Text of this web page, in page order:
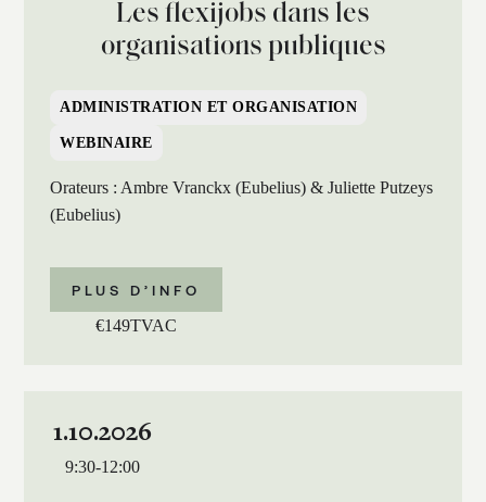
Les flexijobs dans les
organisations publiques
ADMINISTRATION ET ORGANISATION
WEBINAIRE
Orateurs : Ambre Vranckx (Eubelius) & Juliette Putzeys
(Eubelius)
PLUS D’INFO
€149TVAC
1.10.2026
9:30-12:00